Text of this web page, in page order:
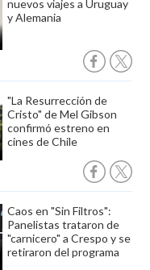
nuevos viajes a Uruguay
y Alemania
"La Resurrección de
Cristo" de Mel Gibson
confirmó estreno en
cines de Chile
Caos en "Sin Filtros":
Panelistas trataron de
"carnicero" a Crespo y se
retiraron del programa